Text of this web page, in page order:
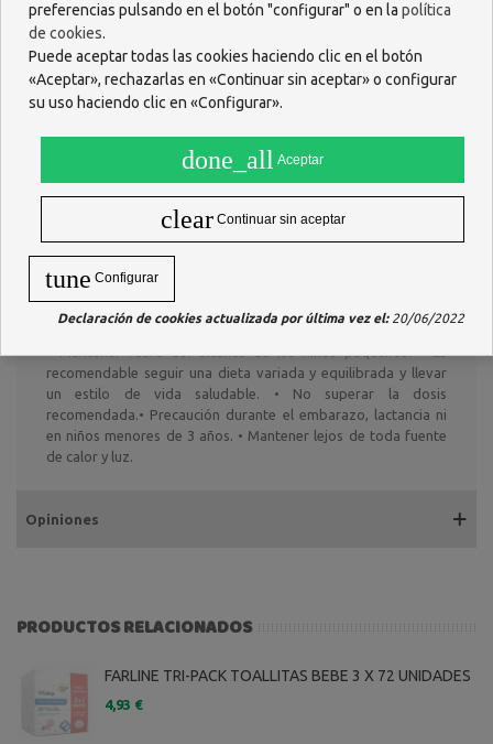
¿Dolor de garganta?
La solución: 1 gota AEQT Mejorana QT
Tuyanol + 1 gota AEQT Menta piperita + 1 gota AEQT Lemongrass
en un poco de miel o azúcar de caña 4 veces al día. ¡Resultado
garantizado!
2 gotas 3 veces al día sobre un soporte neutro ( Miel, azúcar
de caña o aceite vegetal).
Inhalación en aerosol:
+++++ = Vivamente aconsejado - (!) Utilizar con precaución
Precauciones:
recomendable seguir una dieta variada y equilibrada y llevar
un estilo de vida saludable. • No superar la dosis
recomendada.• Precaución durante el embarazo, lactancia ni
en niños menores de 3 años. • Mantener lejos de toda fuente
de calor y luz.
Opiniones
PRODUCTOS RELACIONADOS
FARLINE TRI-PACK TOALLITAS BEBE 3 X 72 UNIDADES
4,93 €
preferencias pulsando en el botón "configurar" o en la política
de cookies.
Puede aceptar todas las cookies haciendo clic en el botón
«Aceptar», rechazarlas en «Continuar sin aceptar» o configurar
su uso haciendo clic en «Configurar».
done_all Aceptar
clear Continuar sin aceptar
tune Configurar
Declaración de cookies actualizada por última vez el:20/06/2022